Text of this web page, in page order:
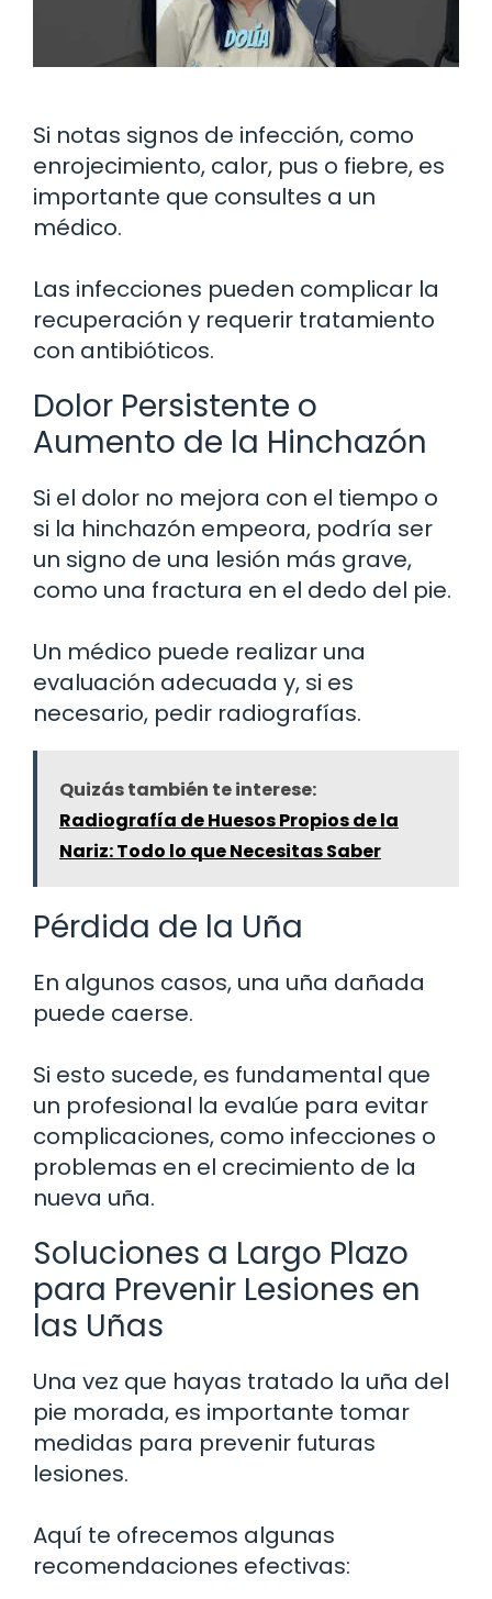
Si notas signos de infección, como
enrojecimiento, calor, pus o fiebre, es
importante que consultes a un
médico.
Las infecciones pueden complicar la
recuperación y requerir tratamiento
con antibióticos.
Dolor Persistente o
Aumento de la Hinchazón
Si el dolor no mejora con el tiempo o
si la hinchazón empeora, podría ser
un signo de una lesión más grave,
como una fractura en el dedo del pie.
Un médico puede realizar una
evaluación adecuada y, si es
necesario, pedir radiografías.
Quizás también te interese:
Radiografía de Huesos Propios de la
Nariz: Todo lo que Necesitas Saber
Pérdida de la Uña
En algunos casos, una uña dañada
puede caerse.
Si esto sucede, es fundamental que
un profesional la evalúe para evitar
complicaciones, como infecciones o
problemas en el crecimiento de la
nueva uña.
Soluciones a Largo Plazo
para Prevenir Lesiones en
las Uñas
Una vez que hayas tratado la uña del
pie morada, es importante tomar
medidas para prevenir futuras
lesiones.
Aquí te ofrecemos algunas
recomendaciones efectivas: